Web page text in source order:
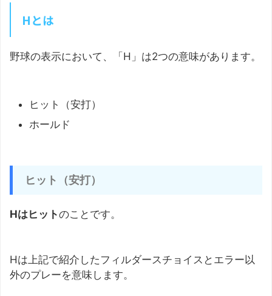
Hとは
野球の表示において、「H」は2つの意味があります。
ヒット（安打）
ホールド
ヒット（安打）
Hはヒットのことです。
Hは上記で紹介したフィルダースチョイスとエラー以
外のプレーを意味します。